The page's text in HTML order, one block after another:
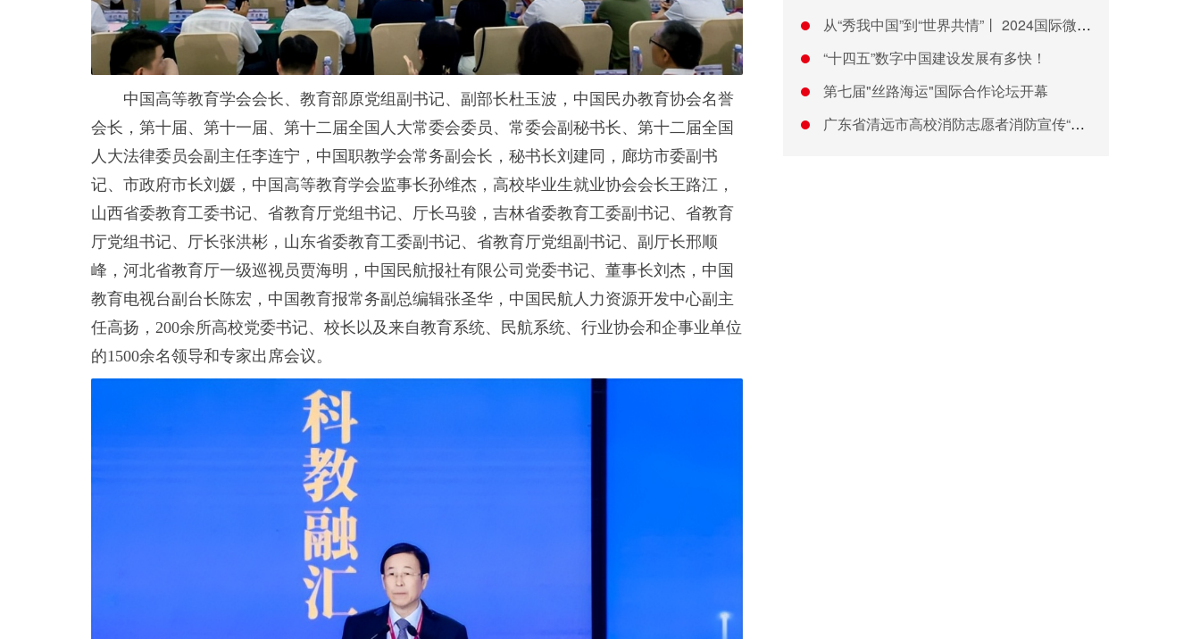
中国高等教育学会会长、教育部原党组副书记、副部长杜玉波，中国民办教育协会名誉
会长，第十届、第十一届、第十二届全国人大常委会委员、常委会副秘书长、第十二届全国
人大法律委员会副主任李连宁，中国职教学会常务副会长，秘书长刘建同，廊坊市委副书
记、市政府市长刘媛，中国高等教育学会监事长孙维杰，高校毕业生就业协会会长王路江，
山西省委教育工委书记、省教育厅党组书记、厅长马骏，吉林省委教育工委副书记、省教育
厅党组书记、厅长张洪彬，山东省委教育工委副书记、省教育厅党组副书记、副厅长邢顺
峰，河北省教育厅一级巡视员贾海明，中国民航报社有限公司党委书记、董事长刘杰，中国
教育电视台副台长陈宏，中国教育报常务副总编辑张圣华，中国民航人力资源开发中心副主
任高扬，200余所高校党委书记、校长以及来自教育系统、民航系统、行业协会和企事业单位
的1500余名领导和专家出席会议。
从“秀我中国”到“世界共情”丨 2024国际微短剧大赛打造文
“十四五”数字中国建设发展有多快！
第七届"丝路海运"国际合作论坛开幕
广东省清远市高校消防志愿者消防宣传“五进”活动正式启动